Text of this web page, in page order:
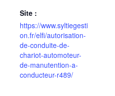
Site :
https://www.syltiegesti
on.fr/elfi/autorisation-
de-conduite-de-
chariot-automoteur-
de-manutention-a-
conducteur-r489/